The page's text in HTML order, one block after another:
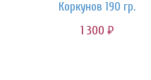
Коркунов 190 гр.
1 300 руб.